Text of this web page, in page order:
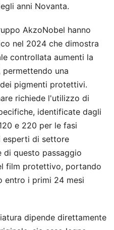
anni Novanta.
AkzoNobel hanno
nel 2024 che dimostra
controllata aumenti la
una
pigmenti protettivi.
richiede l'utilizzo di
identificate dagli
e 220 per le fasi
esperti di settore
di questo passaggio
film protettivo, portando
entro i primi 24 mesi
dipende direttamente